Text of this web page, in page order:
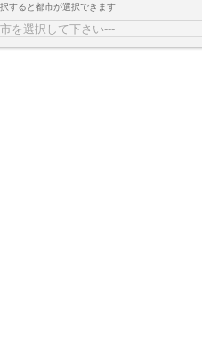
すると都市が選択できます